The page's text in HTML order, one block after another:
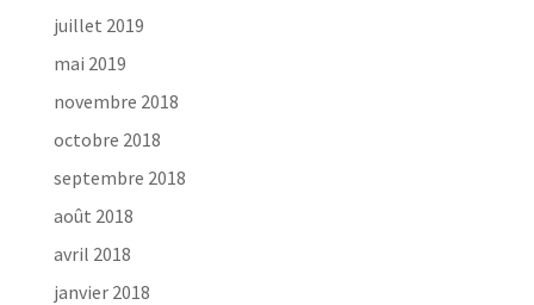
juillet 2019
mai 2019
novembre 2018
octobre 2018
septembre 2018
août 2018
avril 2018
janvier 2018